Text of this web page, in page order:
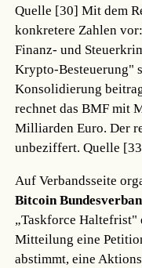
Quelle [30] Mit dem
konkretere Zahlen
Finanz- und
Krypto-Besteuerung"
Konsolidierung
rechnet das BMF mit
Milliarden Euro. Der
unbeziffert.Quelle
Auf Verbandsseite
Bitcoin
„Taskforce Haltefrist"
Mitteilung eine
abstimmt, eine